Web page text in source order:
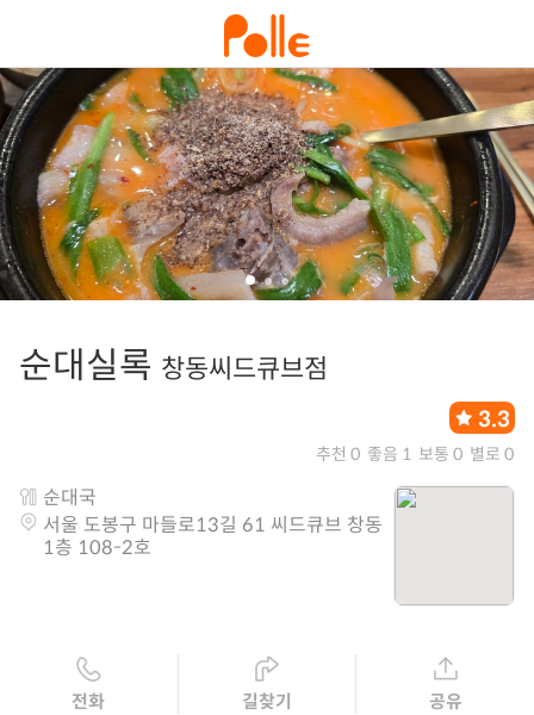
순대실록 창동씨드큐브점
3.3
추천 0 좋음 1 보통 0 별로 0
순대국
서울 도봉구 마들로13길 61 씨드큐브 창동
1층 108-2호
전화 길찾기 공유